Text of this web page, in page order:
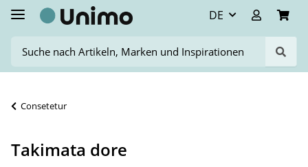
DE
Consetetur
Takimata dore